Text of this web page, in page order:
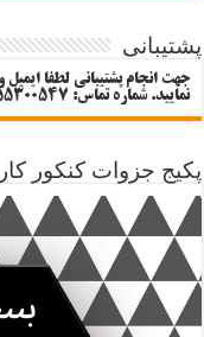
پشتیبانی
جهت انجام پشتیبانی لطفا
نمایید. شماره تماس: 09355300547
پکیج جزوات کنکور